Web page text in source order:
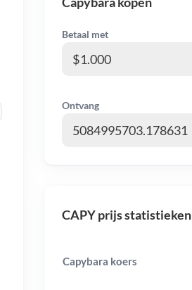
Betaal met
Ontvang
CAPY prijs statistieken
Capybara koers